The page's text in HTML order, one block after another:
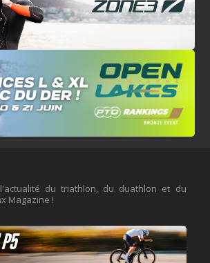
du triathlon, du duathlon et du
Magazine !